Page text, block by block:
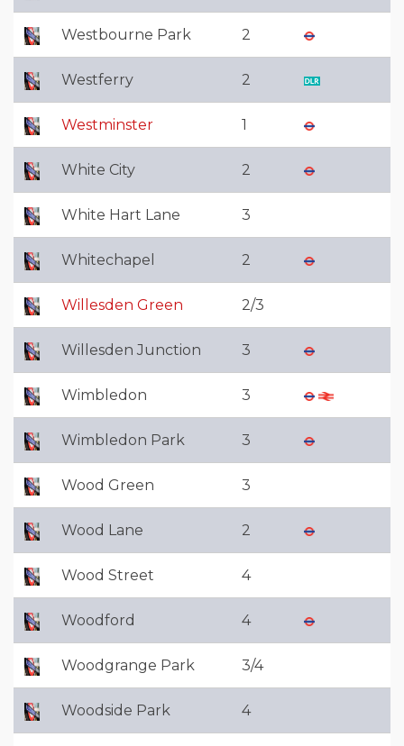
Westbourne Park 2
Westferry 2
Westminster 1
White City 2
White Hart Lane 3
Whitechapel 2
Willesden Green 2/3
Willesden Junction 3
Wimbledon 3
Wimbledon Park 3
Wood Green 3
Wood Lane 2
Wood Street 4
Woodford 4
Woodgrange Park 3/4
Woodside Park 4